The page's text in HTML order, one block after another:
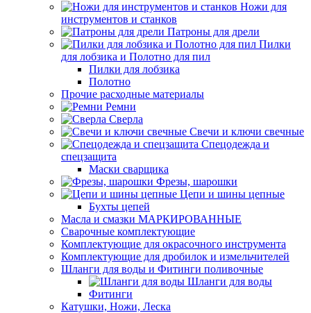
Ножи для
инструментов и станков
Патроны для дрели
Пилки
для лобзика и Полотно для пил
Пилки для лобзика
Полотно
Прочие расходные материалы
Ремни
Сверла
Свечи и ключи свечные
Спецодежда и
спецзащита
Маски сварщика
Фрезы, шарошки
Цепи и шины цепные
Бухты цепей
Масла и смазки МАРКИРОВАННЫЕ
Сварочные комплектующие
Комплектующие для окрасочного инструмента
Комплектующие для дробилок и измельчителей
Шланги для воды и Фитинги поливочные
Шланги для воды
Фитинги
Катушки, Ножи, Леска